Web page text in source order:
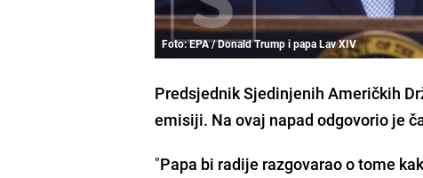
Foto: EPA / Donald Trump i papa Lav XIV
Predsjednik Sjedinjenih Američkih
emisiji. Na ovaj napad odgovorio je
"Papa bi radije razgovarao o tome